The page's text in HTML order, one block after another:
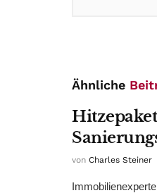
Ähnliche
von Charles Steiner